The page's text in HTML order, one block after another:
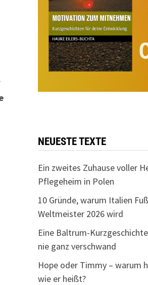
NEUESTE TEXTE
Ein zweites Zuhause voller
Pflegeheim in Polen
10 Gründe, warum Italien
Weltmeister 2026 wird
Eine Baltrum-
nie ganz verschwand
Hope oder Timmy – warum
wie er heißt?